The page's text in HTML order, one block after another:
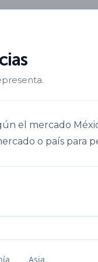
el mercado
o país para
Asia